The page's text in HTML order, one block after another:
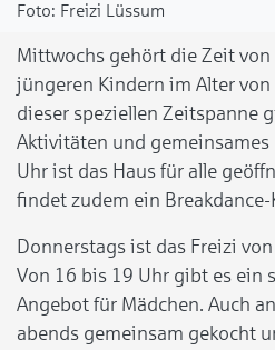
Freizi Lüssum
Mittwochs gehört die Zeit
jüngeren Kindern im Alter
dieser speziellen Zeitspanne
Aktivitäten und gemeinsames
Uhr ist das Haus für alle
findet zudem ein Breakdance-
Donnerstags ist das Freizi
Von 16 bis 19 Uhr gibt es ein
Angebot für Mädchen. Auch
abends gemeinsam gekocht